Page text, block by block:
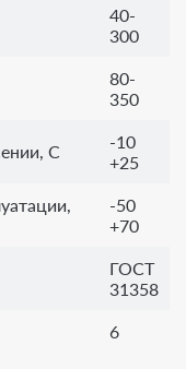
40-
300
80-
350
С
-10
+25
-50
+70
ГОСТ
31358
6